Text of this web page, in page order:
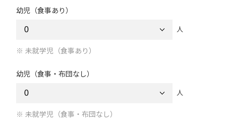
幼児（食事あり）
人
未就学児（食事あり）
幼児（食事・布団なし）
人
未就学児（食事・布団なし）